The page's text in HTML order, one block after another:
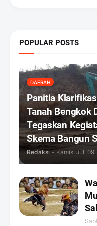
POPULAR POSTS
DAERAH
Panitia
Tanah Bengkok
Tegaskan
Skema Bangun
Redaksi - Kamis, Juli